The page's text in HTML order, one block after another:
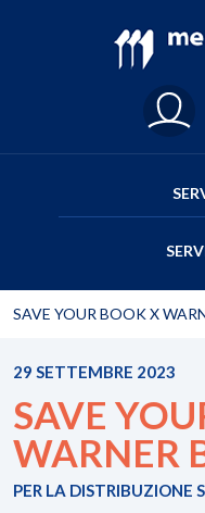
SAVE YOUR BOOK X
29 SETTEMBRE 2023
SAVE
WARNER
PER LA DISTRIBUZIONE